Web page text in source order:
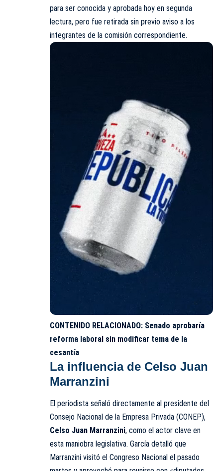
para ser conocida y aprobada hoy en segunda
lectura, pero fue retirada sin previo aviso a los
integrantes de la comisión correspondiente.
CONTENIDO RELACIONADO: Senado aprobaría
reforma laboral sin modificar tema de la
cesantía
La influencia de Celso Juan
Marranzini
El periodista señaló directamente al presidente del
Consejo Nacional de la Empresa Privada (CONEP),
Celso Juan Marranzini, como el actor clave en
esta maniobra legislativa. García detalló que
Marranzini visitó el Congreso Nacional el pasado